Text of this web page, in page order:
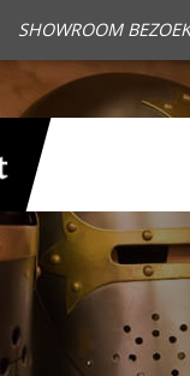
SHOWROOM